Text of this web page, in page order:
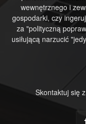
wewnętrznego i
gospodarki, czy
za "polityczną
usiłującą narzucić
Skontaktuj się